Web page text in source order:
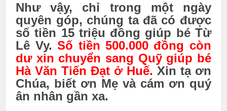
Như vậy, chỉ trong một ngày
quyên góp, chúng ta đã có được
số tiền 15 triệu đồng giúp bé Từ
Lê Vy.Số tiền 500.000 đồng còn
dư xin chuyển sang Quỹ giúp bé
Hà Văn Tiến Đạt ở Huế. Xin tạ ơn
Chúa, biết ơn Mẹ và cám ơn qu‎ý
ân nhân gần xa.